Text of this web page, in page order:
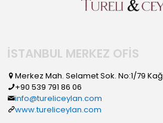
İSTANBUL MERKEZ OFİS
Merkez Mah. Selamet Sok. No:1/79
+90 539 791 86 06
info@tureliceylan.com
www.tureliceylan.com